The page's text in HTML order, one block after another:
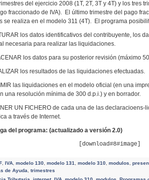
del ejercicio 2008 (1T, 2T, 3T y 4T) y los tres
fraccionado de IVA). El último trimestre del pago
se realiza en el modelo 311 (4T). El programa
los datos identificativos del contribuyente, los
necesaria para realizar las liquidaciones.
los datos para su posterior revisión (máximo
los resultados de las liquidaciones efectuadas.
las liquidaciones en el modelo oficial (en una
una resolución mínima de 300 d.p.i.) y en borrador.
UN FICHERO de cada una de las
a través de Internet.
del programa: (actualizado a versión 2.0)
[download#8#image]
IVA modelo 130 modelo 131 modelo 310 modulos
de Ayuda
trimestres